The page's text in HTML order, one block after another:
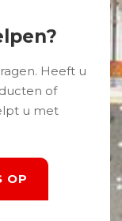
Heeft u
of
u met
OP